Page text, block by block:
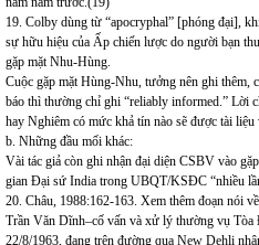
19. Colby dùng từ “apocryphal” [phóng đại],
sự hữu hiệu của Ấp chiến lược do người bạn
gặp mặt Nhu-Hùng.
Cuộc gặp mặt Hùng-Nhu, tưởng nên ghi thêm,
báo thì thường chỉ ghi “reliably informed.” Lời
hay Nghiêm có mức khả tín nào sẽ được tài
b. Những đầu mối khác:
Vài tác giả còn ghi nhận đại diện CSBV vào
gian Đại sứ India trong UBQT/KSĐC “nhiều
20. Châu, 1988:162-163. Xem thêm đoạn nói
Trần Văn Dĩnh–cố vấn và xử lý thường vụ
22/8/1963, đang trên đường qua New Dehli